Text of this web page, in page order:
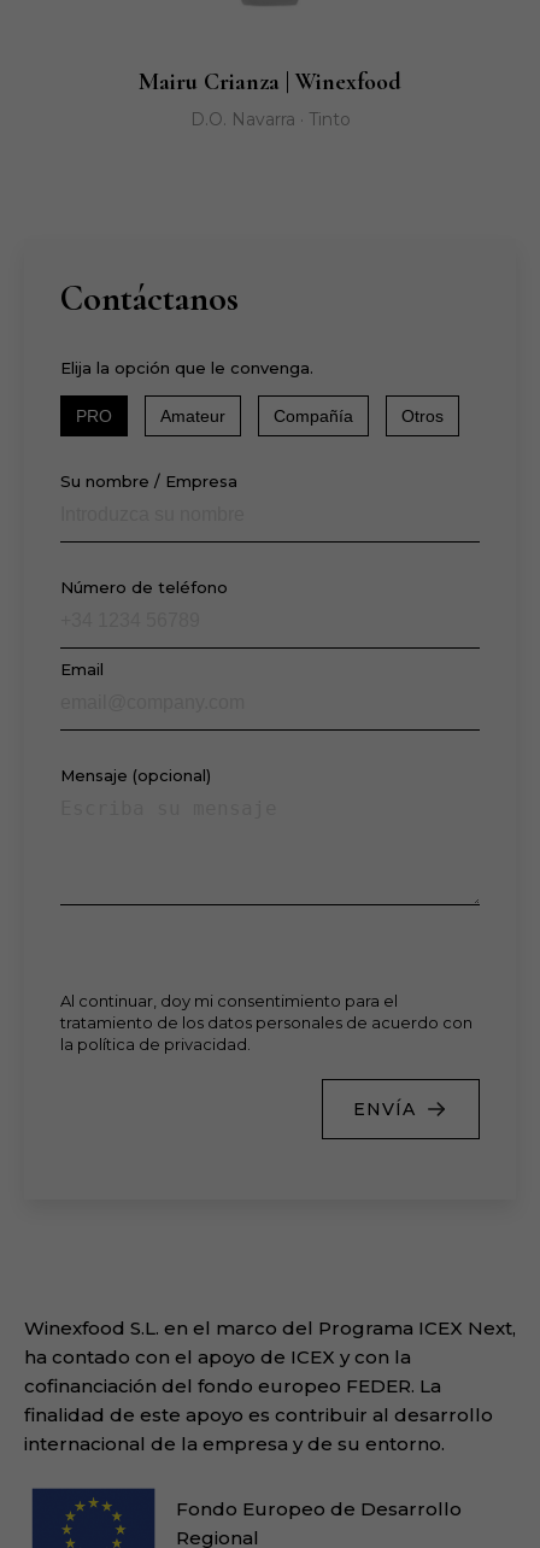
Mairu Crianza | Winexfood
D.O. Navarra · Tinto
Contáctanos
Elija la opción que le convenga.
PRO Amateur Compañía Otros
Su nombre / Empresa
Número de teléfono
Email
Mensaje (opcional)
Al continuar, doy mi consentimiento para el
tratamiento de los datos personales de acuerdo con
la política de privacidad.
ENVÍA
Winexfood S.L. en el marco del Programa ICEX Next,
ha contado con el apoyo de ICEX y con la
cofinanciación del fondo europeo FEDER. La
finalidad de este apoyo es contribuir al desarrollo
internacional de la empresa y de su entorno.
Fondo Europeo de Desarrollo
Regional